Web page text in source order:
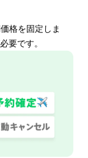
格を固定しま
要です。